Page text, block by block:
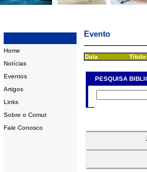
Home
Notícias
Eventos
Artigos
Links
Sobre o Comut
Fale Conosco
Evento
Data Título
PESQUISA